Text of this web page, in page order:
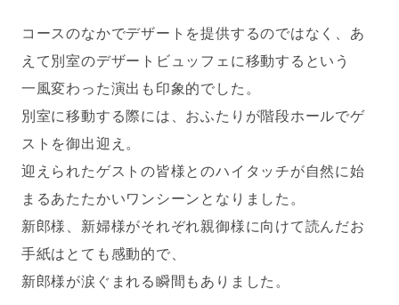
コースのなかでデザートを提供するのではなく、あ
えて別室のデザートビュッフェに移動するという
一風変わった演出も印象的でした。
別室に移動する際には、おふたりが階段ホールでゲ
ストを御出迎え。
迎えられたゲストの皆様とのハイタッチが自然に始
まるあたたかいワンシーンとなりました。
新郎様、新婦様がそれぞれ親御様に向けて読んだお
手紙はとても感動的で、
新郎様が涙ぐまれる瞬間もありました。